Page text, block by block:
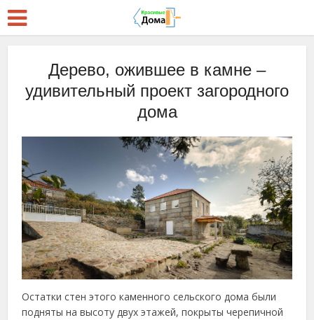
Дерево, ожившее в камне –
удивительный проект загородного
дома
Остатки стен этого каменного сельского дома были
подняты на высоту двух этажей, покрыты черепичной